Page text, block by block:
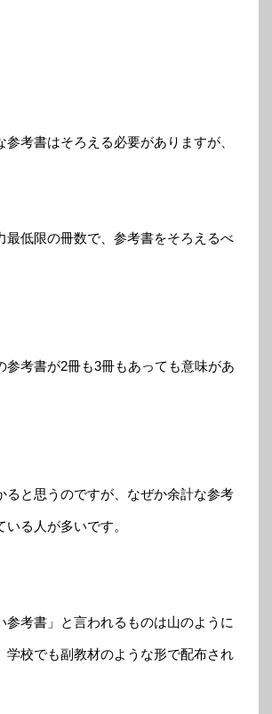
参考書はそろえる必要がありますが、
最低限の冊数で、参考書をそろえるべ
参考書が2冊も3冊もあっても意味があ
ると思うのですが、なぜか余計な参考
る人が多いです。
参考書」と言われるものは山のように
学校でも副教材のような形で配布され